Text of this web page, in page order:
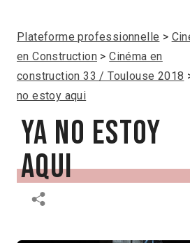
Plateforme professionnelle
en Construction
Cinéma en
construction 33 / Toulouse 2018
no estoy aqui
Ya no estoy
aqui